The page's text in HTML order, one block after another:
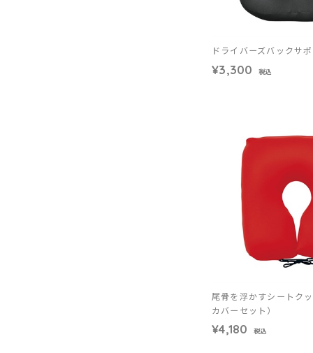
ドライバーズバックサ
¥3,300 税込
尾骨を浮かすシートク
カバーセット）
¥4,180 税込